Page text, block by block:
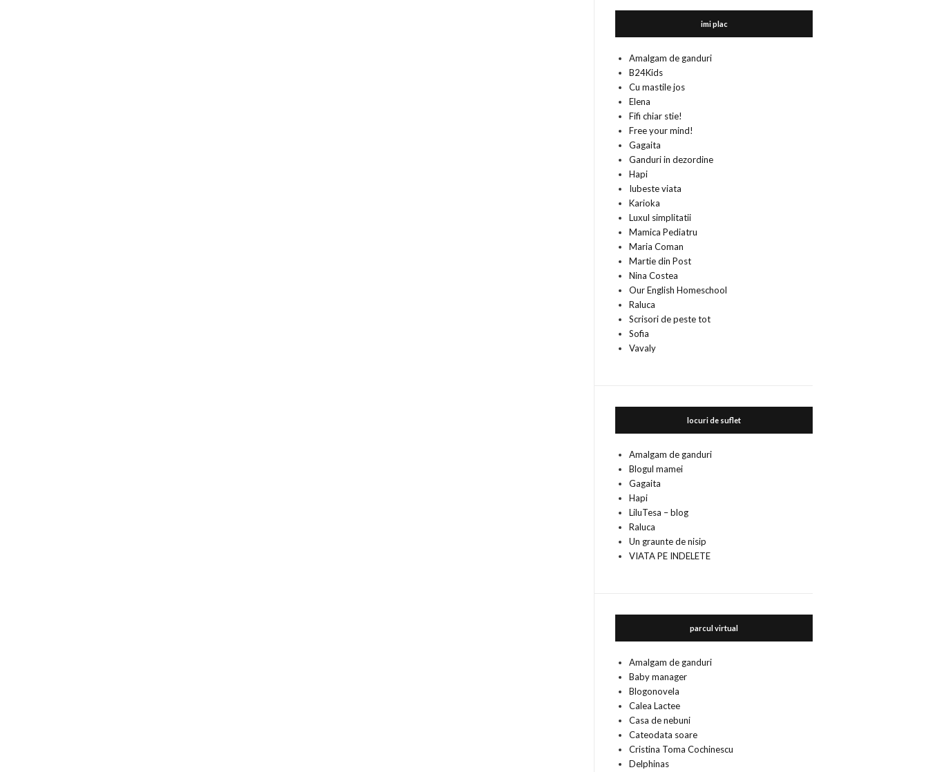
imi plac
Amalgam de ganduri
B24Kids
Cu mastile jos
Elena
Fifi chiar stie!
Free your mind!
Gagaita
Ganduri in dezordine
Hapi
Iubeste viata
Karioka
Luxul simplitatii
Mamica Pediatru
Maria Coman
Martie din Post
Nina Costea
Our English Homeschool
Raluca
Scrisori de peste tot
Sofia
Vavaly
locuri de suflet
Amalgam de ganduri
Blogul mamei
Gagaita
Hapi
LiluTesa – blog
Raluca
Un graunte de nisip
VIATA PE INDELETE
parcul virtual
Amalgam de ganduri
Baby manager
Blogonovela
Calea Lactee
Casa de nebuni
Cateodata soare
Cristina Toma Cochinescu
Delphinas